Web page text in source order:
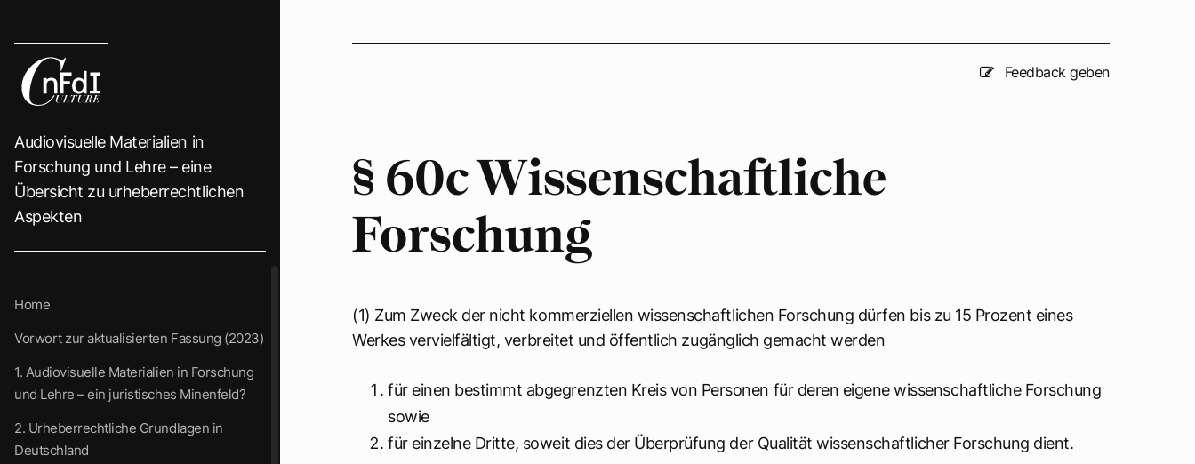
Audiovisuelle Materialien in
Forschung und Lehre – eine
Übersicht zu urheberrechtlichen
Aspekten
Home
Vorwort zur aktualisierten Fassung (2023)
1. Audiovisuelle Materialien in Forschung
und Lehre – ein juristisches Minenfeld?
2. Urheberrechtliche Grundlagen in
Deutschland
Feedback geben
§ 60c Wissenschaftliche
Forschung
(1) Zum Zweck der nicht kommerziellen wissenschaftlichen Forschung dürfen bis zu 15 Prozent eines
Werkes vervielfältigt, verbreitet und öffentlich zugänglich gemacht werden
für einen bestimmt abgegrenzten Kreis von Personen für deren eigene wissenschaftliche Forschung
sowie
für einzelne Dritte, soweit dies der Überprüfung der Qualität wissenschaftlicher Forschung dient.